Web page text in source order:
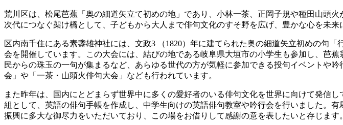
荒川区は、松尾芭蕉「奥の細道矢立て初めの地」であり、小林一茶、正岡子規や種田山頭
次代につなぐ架け橋として、子どもから大人まで俳句文化のすそ野を広げ、豊かな心を未
区内南千住にある素盞雄神社には、文政3 （1820）年に建てられた奥の細道矢立初めの句
会を開催しています。この大会には、結びの地である岐阜県大垣市の小学生も参加し、芭
民からの珠玉の一句が集まるなど、あらゆる世代の方が気軽に参加できる投句イベントや
会」や「一茶・山頭火俳句大会」なども行われています。
また昨年は、国内にとどまらず世界中に多くの愛好者のいる俳句文化を世界に向けて発信
組として、英語の俳句手帳を作成し、中学生向けの英語俳句教室や吟行会を行いました。
振興に多大な御尽力をいただいており、この場をお借りして感謝の意を表したいと存じます。